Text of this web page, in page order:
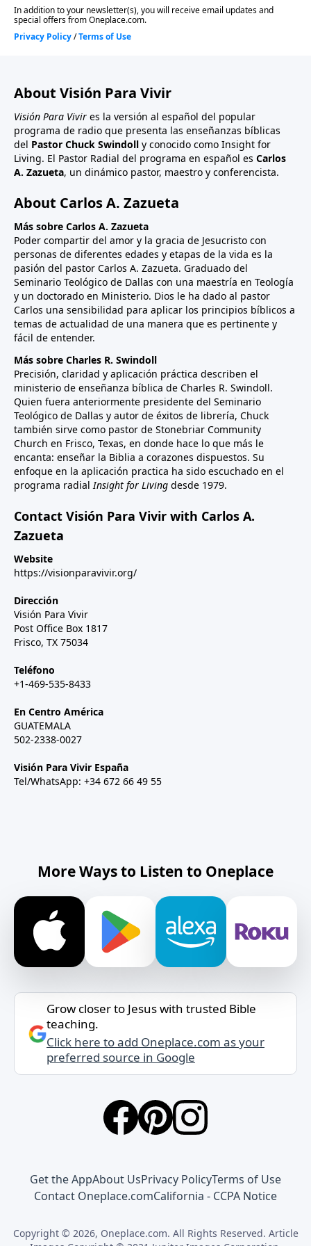
About Visión Para Vivir
Visión Para Vivir es la versión al español del popular
programa de radio que presenta las enseñanzas bíblicas
del Pastor Chuck Swindoll y conocido como Insight for
Living. El Pastor Radial del programa en español es Carlos
A. Zazueta, un dinámico pastor, maestro y conferencista.
About Carlos A. Zazueta
Más sobre Carlos A. Zazueta
Poder compartir del amor y la gracia de Jesucristo con
personas de diferentes edades y etapas de la vida es la
pasión del pastor Carlos A. Zazueta. Graduado del
Seminario Teológico de Dallas con una maestría en Teología
y un doctorado en Ministerio. Dios le ha dado al pastor
Carlos una sensibilidad para aplicar los principios bíblicos a
temas de actualidad de una manera que es pertinente y
fácil de entender.
Más sobre Charles R. Swindoll
Precisión, claridad y aplicación práctica describen el
ministerio de enseñanza bíblica de Charles R. Swindoll.
Quien fuera anteriormente presidente del Seminario
Teológico de Dallas y autor de éxitos de librería, Chuck
también sirve como pastor de Stonebriar Community
Church en Frisco, Texas, en donde hace lo que más le
encanta: enseñar la Biblia a corazones dispuestos. Su
enfoque en la aplicación practica ha sido escuchado en el
programa radialInsight for Living desde 1979.
Contact Visión Para Vivir with Carlos A.
Zazueta
Website
https://visionparavivir.org/
Dirección
Visión Para Vivir
Post Office Box 1817
Frisco, TX 75034
Teléfono
+1-469-535-8433
En Centro América
GUATEMALA
502-2338-0027
Visión Para Vivir España
Tel/WhatsApp: +34 672 66 49 55
More Ways to Listen to Oneplace
Grow closer to Jesus with trusted Bible
teaching.
Click here to add Oneplace.com as your
preferred source in Google
Get the AppAbout UsPrivacy PolicyTerms of Use
Contact Oneplace.comCalifornia - CCPA Notice
Copyright © 2026, Oneplace.com. All Rights Reserved. Article